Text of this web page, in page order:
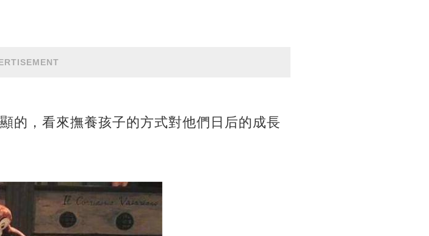
的，看來撫養孩子的方式對他們日后的成長